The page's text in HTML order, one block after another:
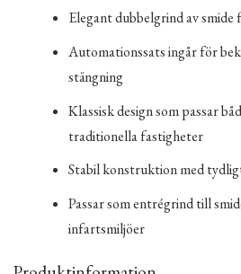
Elegant dubbelgrind av
Automationssats ingår för
stängning
Klassisk design som passar
traditionella fastigheter
Stabil konstruktion med
Passar som entrégrind till
infartsmiljöer